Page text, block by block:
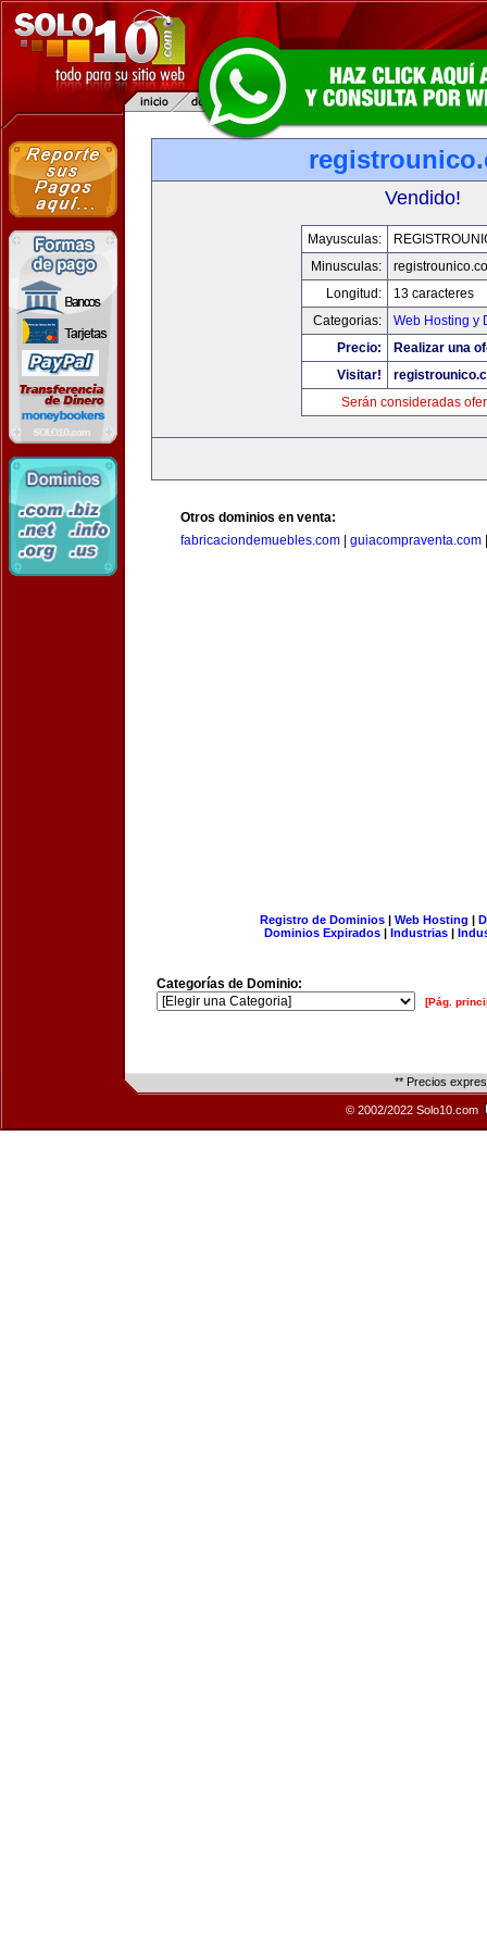
Vendido!
Mayusculas:
Minusculas:
Longitud:
13 caracteres
Categorias:
Web Hosting y
Precio:
Realizar una
Visitar!
Serán consideradas
Otros dominios en venta:
fabricaciondemuebles.com
guiacompraventa.com
Registro de Dominios| Web Hosting |
Dominios Expirados | Industrias |
Categorías de Dominio:
[Pág.
** Precios
© 2002/2022 Solo10.com